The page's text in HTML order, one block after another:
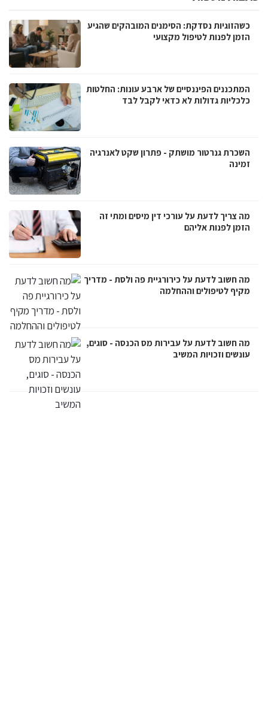
כשהזוגיות נסדקת: הסימנים המובהקים שהגיע
הזמן לפנות לטיפול מקצועי
המתכננים הפיננסיים של ארבע עונות: החלטות
כלכליות גדולות לא כדאי לקבל לבד
השכרת גנרטור מושתק - פתרון שקט לאנרגיה
זמינה
מה צריך לדעת על עורכי דין מיסים ומתי זה
הזמן לפנות אליהם
מה חשוב לדעת על כירורגיית פה ולסת - מדריך
מקיף לטיפולים וההחלמה
מה חשוב לדעת על עבירות מס הכנסה - סוגים,
עונשים וזכויות המשיב